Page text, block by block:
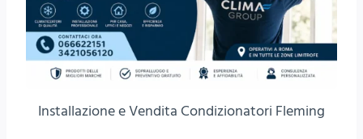
Installazione e Vendita Condizionatori Fleming